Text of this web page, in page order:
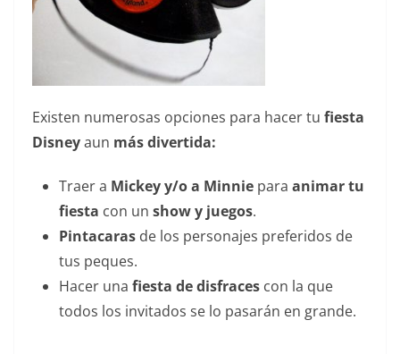
Existen numerosas opciones para hacer tu fiesta
Disneyaun más divertida:
Traer a Mickey y/o a Minnie para animar tu
fiesta con un show y juegos.
Pintacaras de los personajes preferidos de
tus peques.
Hacer una fiesta de disfraces con la que
todos los invitados se lo pasarán en grande.